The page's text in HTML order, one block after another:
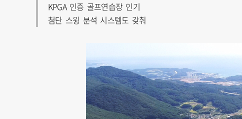
KPGA 인증 골프연습장 인기
첨단 스윙 분석 시스템도 갖춰